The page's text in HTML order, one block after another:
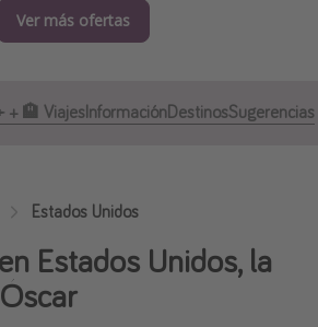
Ver más ofertas
+ 🏨 ViajesInformaciónDestinosSugerencias
Estados Unidos
Estados Unidos, la